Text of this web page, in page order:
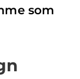
som